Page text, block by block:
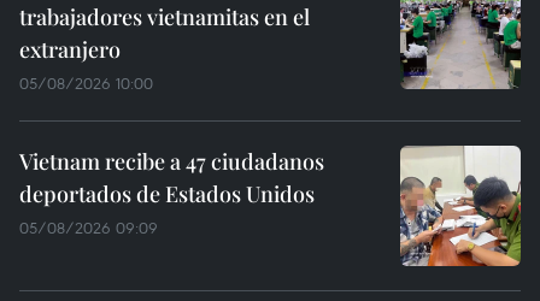
trabajadores vietnamitas en el
extranjero
05/08/2026 10:00
Vietnam recibe a 47 ciudadanos
deportados de Estados Unidos
05/08/2026 09:09